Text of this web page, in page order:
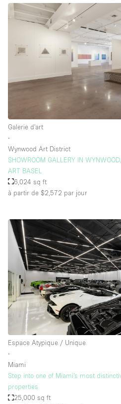
Galerie d'art
∙
Wynwood Art District
SHOWROOM GALLERY IN
ART BASEL
6,024 sq ft
à partir de $2,572 par jour
Espace Atypique / Unique
∙
Miami
Step into one of Miami’s most
properties
25,000 sq ft